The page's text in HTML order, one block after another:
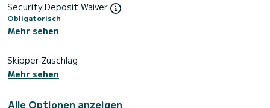
Security Deposit Waiver
Obligatorisch
Mehr sehen
Skipper-Zuschlag
Mehr sehen
Alle Optionen anzeigen